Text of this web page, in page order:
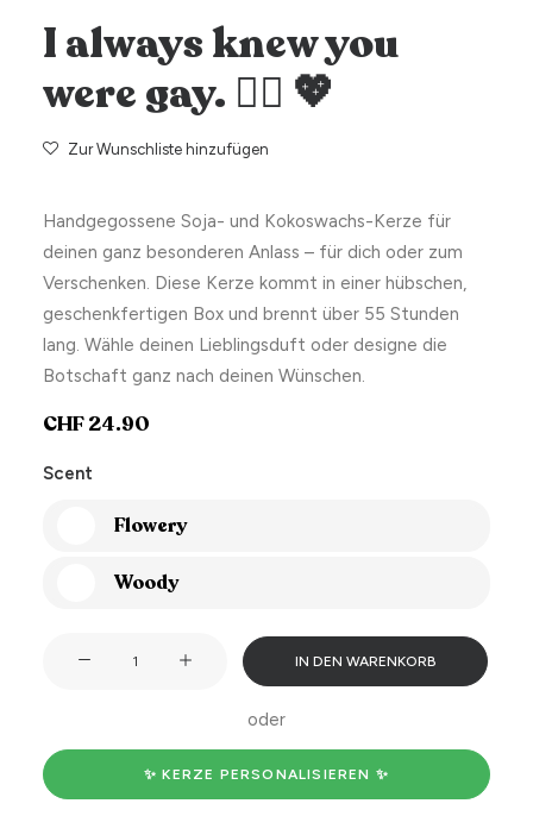
I always knew you
were gay. 🏳️‍🌈 💖
Zur Wunschliste hinzufügen
Handgegossene Soja- und Kokoswachs-Kerze für
deinen ganz besonderen Anlass – für dich oder zum
Verschenken. Diese Kerze kommt in einer hübschen,
geschenkfertigen Box und brennt über 55 Stunden
lang. Wähle deinen Lieblingsduft oder designe die
Botschaft ganz nach deinen Wünschen.
CHF24.90
Scent
Flowery
Woody
were
gay.
IN DEN WARENKORB
oder
✨ KERZE PERSONALISIEREN ✨